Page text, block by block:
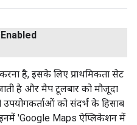
Enabled
है, इसके लिए प्राथमिकता सेट
है और मैप टूलबार को मौजूदा
उपयोगकर्ताओं को संदर्भ के हिसाब
इनमें 'Google Maps ऐप्लिकेशन में